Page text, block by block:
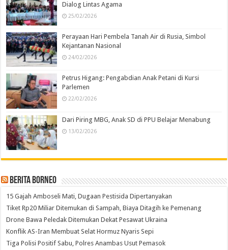
Dialog Lintas Agama
25/02/2026
Perayaan Hari Pembela Tanah Air di Rusia, Simbol
Kejantanan Nasional
24/02/2026
Petrus Higang: Pengabdian Anak Petani di Kursi
Parlemen
22/02/2026
Dari Piring MBG, Anak SD di PPU Belajar Menabung
13/02/2026
Berita Borneo
15 Gajah Amboseli Mati, Dugaan Pestisida Dipertanyakan
Tiket Rp20 Miliar Ditemukan di Sampah, Biaya Ditagih ke Pemenang
Drone Bawa Peledak Ditemukan Dekat Pesawat Ukraina
Konflik AS-Iran Membuat Selat Hormuz Nyaris Sepi
Tiga Polisi Positif Sabu, Polres Anambas Usut Pemasok